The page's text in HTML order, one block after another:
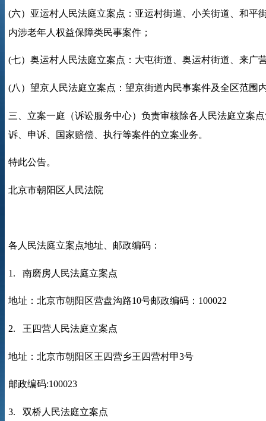
(六）亚运村人民法庭立案点：亚运村街道、小关街道、和
内涉老年人权益保障类民事案件；
(七）奥运村人民法庭立案点：大屯街道、奥运村街道、来广
(八）望京人民法庭立案点：望京街道内民事案件及全区范围
三、立案一庭（诉讼服务中心）负责审核除各人民法庭立案
诉、申诉、国家赔偿、执行等案件的立案业务。
特此公告。
北京市朝阳区人民法院
各人民法庭立案点地址、邮政编码：
1. 南磨房人民法庭立案点
地址：北京市朝阳区营盘沟路10号邮政编码： 100022
2. 王四营人民法庭立案点
地址：北京市朝阳区王四营乡王四营村甲3号
邮政编码:100023
3. 双桥人民法庭立案点